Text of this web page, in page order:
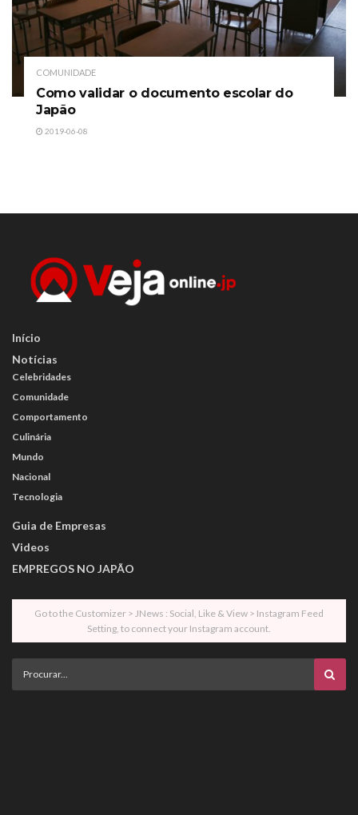
COMUNIDADE
Como validar o documento escolar do
Japão
2019-06-08
Início
Notícias
Celebridades
Comunidade
Comportamento
Culinária
Mundo
Nacional
Tecnologia
Guia de Empresas
Videos
EMPREGOS NO JAPÃO
Go to the Customizer > JNews : Social, Like & View > Instagram Feed
Setting, to connect your Instagram account.